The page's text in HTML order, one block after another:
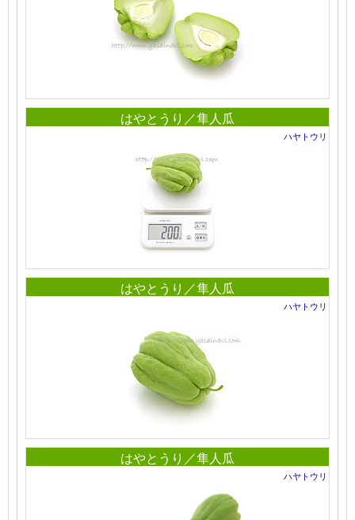
はやとうり／隼人瓜
ハヤトウリ
はやとうり／隼人瓜
ハヤトウリ
はやとうり／隼人瓜
ハヤトウリ